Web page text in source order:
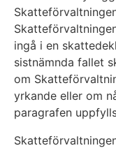
ingå i en
sistnämnda fallet
om
yrkande eller om
paragrafen